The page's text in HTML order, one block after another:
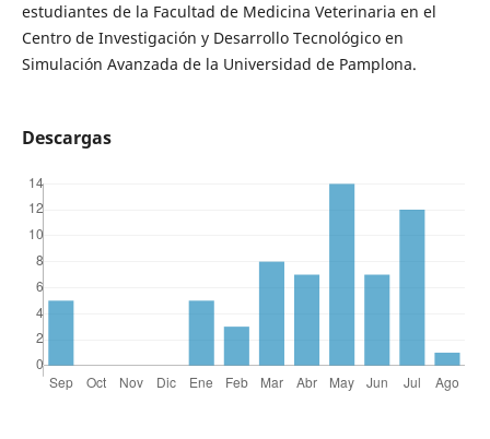
estudiantes de la Facultad de Medicina Veterinaria en el
Centro de Investigación y Desarrollo Tecnológico en
Simulación Avanzada de la Universidad de Pamplona.
Descargas